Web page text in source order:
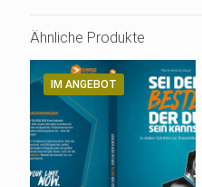
Ähnliche Produkte
IM ANGEBOT